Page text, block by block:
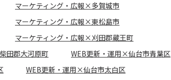
マーケティング・広報×多賀城市
マーケティング・広報×東松島市
マーケティング・広報×刈田郡蔵王町
田郡大河原町
WEB更新・運用×仙台市青葉区
WEB更新・運用×仙台市太白区